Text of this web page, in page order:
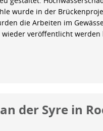
wurde in der
die Arbeiten im
wieder veröffentlicht werden
der Syre in